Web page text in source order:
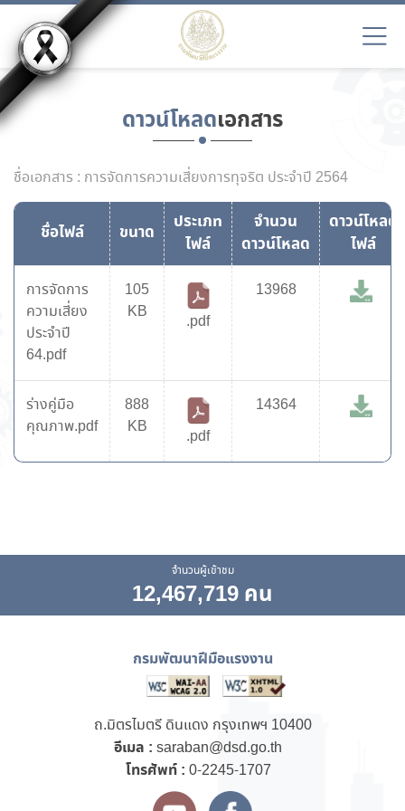
ดาวน์โหลดเอกสาร
ชื่อเอกสาร : การจัดการความเสี่ยงการทุจริต ประจำปี 2564
ชื่อไฟล์ ขนาด
ประเภท
ไฟล์
จำนวน
ดาวน์โหลด
ดาวน์โหลด
ไฟล์
การจัดการ
ความเสี่ยง
ประจำปี
64.pdf
105
KB
.pdf
13968
ร่างคู่มือ
คุณภาพ.pdf
888
KB
.pdf
14364
จำนวนผู้เข้าชม
12,467,719 คน
กรมพัฒนาฝีมือแรงงาน
ถ.มิตรไมตรี ดินแดง กรุงเทพฯ 10400
อีเมล : saraban@dsd.go.th
โทรศัพท์ : 0-2245-1707